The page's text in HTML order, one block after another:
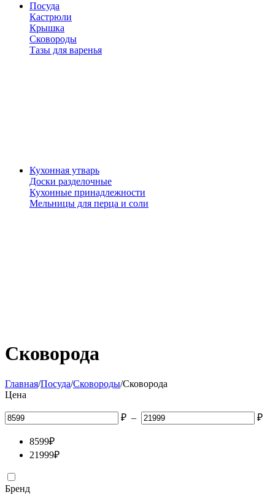
Посуда
Кастрюли
Крышка
Сковороды
Тазы для варенья
Кухонная утварь
Доски разделочные
Кухонные принадлежности
Мельницы для перца и соли
Сковорода
Главная/Посуда/Сковороды/Сковорода
Цена
₽ – ₽
8599₽
21999₽
Бренд